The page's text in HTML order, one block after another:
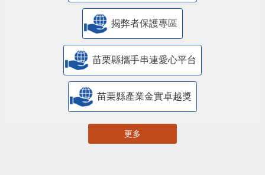
揭弊者保護專區
苗栗縣攜手串連愛心平台
苗栗縣產業金實卓越獎
更多